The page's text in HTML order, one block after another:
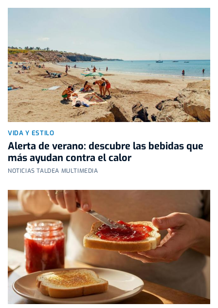
VIDA Y ESTILO
Alerta de verano: descubre las bebidas que
más ayudan contra el calor
NOTICIAS TALDEA MULTIMEDIA